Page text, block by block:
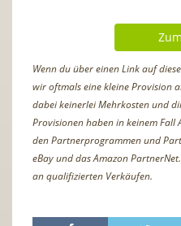
Wenn du über einen Link auf
wir oftmals eine kleine Provision
dabei keinerlei Mehrkosten und
Provisionen haben in keinem Fall
den Partnerprogrammen und
eBay und das Amazon
an qualifizierten Verkäufen.